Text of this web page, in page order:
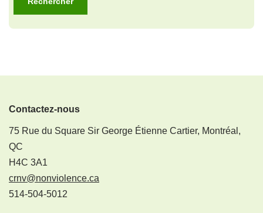
Contactez-nous
75 Rue du Square Sir George Étienne Cartier, Montréal,
QC
H4C 3A1
crnv@nonviolence.ca
514-504-5012